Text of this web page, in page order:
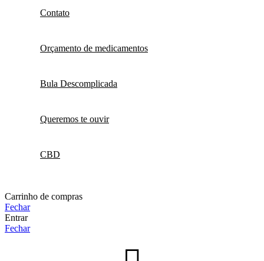
Contato
Orçamento de medicamentos
Bula Descomplicada
Queremos te ouvir
CBD
Carrinho de compras
Fechar
Entrar
Fechar